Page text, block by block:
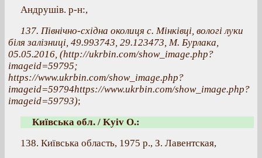
Андрушів. р-н:,
137. Північно-східна околиця с. Мінківці, вологі луки
біля залізниці, 49.993743, 29.123473, М. Бурлака,
05.05.2016, (http://ukrbin.com/show_image.php?
imageid=59795;
https://www.ukrbin.com/show_image.php?
imageid=59794https://www.ukrbin.com/show_image.php?
imageid=59793);
Київська обл. / Kyiv O.:
138. Київська область, 1975 р., З. Лавентская,